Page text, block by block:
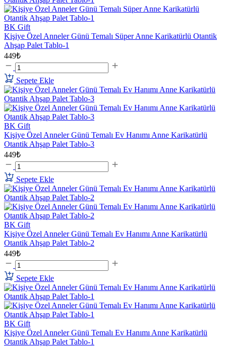
BK Gift
Kişiye Özel Anneler Günü Temalı Süper Anne Karikatürlü Otantik
Ahşap Palet Tablo-1
449₺
Sepete Ekle
BK Gift
Kişiye Özel Anneler Günü Temalı Ev Hanımı Anne Karikatürlü
Otantik Ahşap Palet Tablo-3
449₺
Sepete Ekle
BK Gift
Kişiye Özel Anneler Günü Temalı Ev Hanımı Anne Karikatürlü
Otantik Ahşap Palet Tablo-2
449₺
Sepete Ekle
BK Gift
Kişiye Özel Anneler Günü Temalı Ev Hanımı Anne Karikatürlü
Otantik Ahşap Palet Tablo-1